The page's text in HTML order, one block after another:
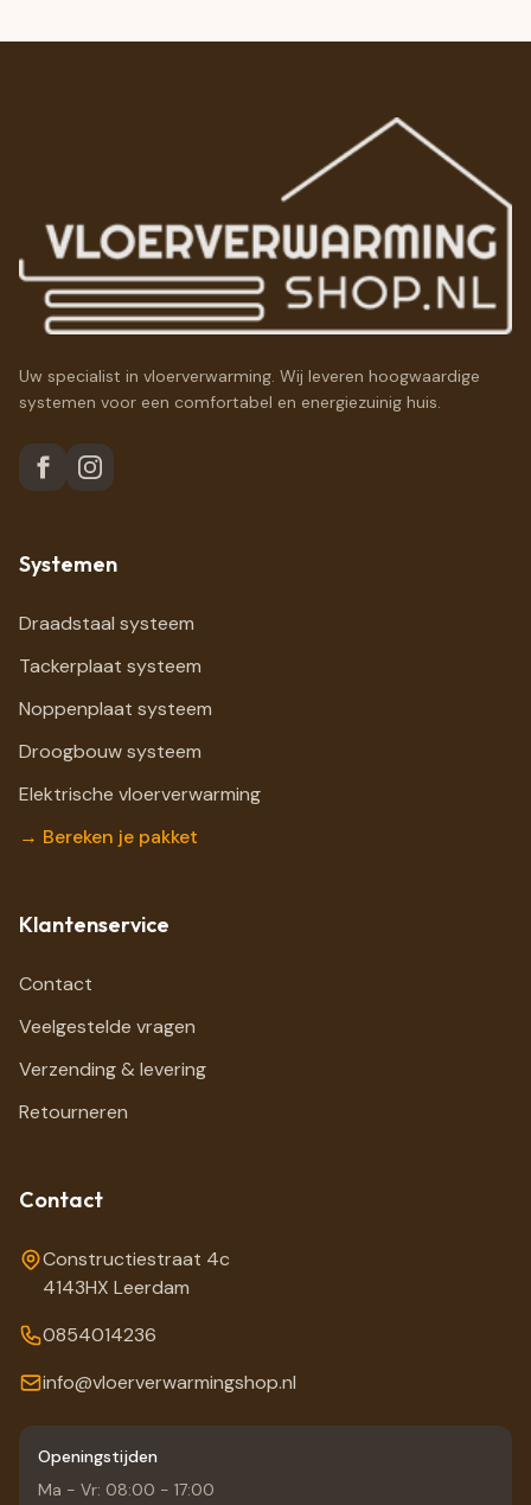
Uw specialist in vloerverwarming. Wij leveren hoogwaardige
systemen voor een comfortabel en energiezuinig huis.
Systemen
Draadstaal systeem
Tackerplaat systeem
Noppenplaat systeem
Droogbouw systeem
Elektrische vloerverwarming
→ Bereken je pakket
Klantenservice
Contact
Veelgestelde vragen
Verzending & levering
Retourneren
Contact
Constructiestraat 4c
4143HX Leerdam
0854014236
info@vloerverwarmingshop.nl
Openingstijden
Ma - Vr: 08:00 - 17:00